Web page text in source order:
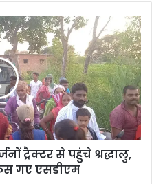
ट्रैक्टर से पहुंचे श्रद्धालु,
गए एसडीएम